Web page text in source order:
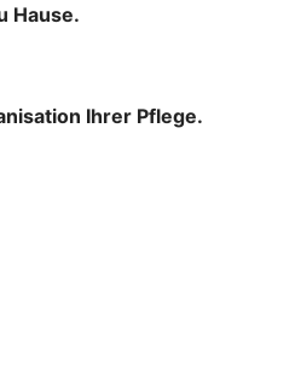
Hause.
Ihrer Pflege.